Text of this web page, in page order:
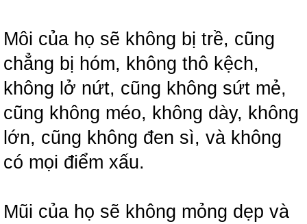
Môi của họ sẽ không bị trề, cũng
chẳng bị hóm, không thô kệch,
không lở nứt, cũng không sứt mẻ,
cũng không méo, không dày, không
lớn, cũng không đen sì, và không
có mọi điểm xấu.
Mũi của họ sẽ không mỏng dẹp và